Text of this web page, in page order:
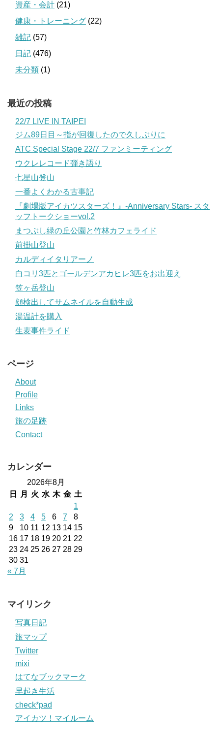
資産・会計 (21)
健康・トレーニング (22)
雑記 (57)
日記 (476)
未分類 (1)
最近の投稿
22/7 LIVE IN TAIPEI
ジム89日目～指が回復したので久しぶりに
ATC Special Stage 22/7 ファンミーティング
ウクレレコード弾き語り
七星山登山
一番よくわかる古事記
『劇場版アイカツスターズ！』-Anniversary Stars- スタ
ッフトークショーvol.2
まつぶし緑の丘公園と竹林カフェライド
前掛山登山
カルディイタリアーノ
白コリ3匹とゴールデンアカヒレ3匹をお出迎え
笠ヶ岳登山
顔検出してサムネイルを自動生成
湯温計を購入
生麦事件ライド
ページ
About
Profile
Links
旅の足跡
Contact
カレンダー
2026年8月
日
月 火 水 木 金 土
1
2
3 4 5 6 7
8
9
10 11 12 13 14 15
16 17 18 19 20 21 22
23 24 25 26 27 28 29
30 31
« 7月
マイリンク
写真日記
旅マップ
Twitter
mixi
はてなブックマーク
早起き生活
check*pad
アイカツ！マイルーム